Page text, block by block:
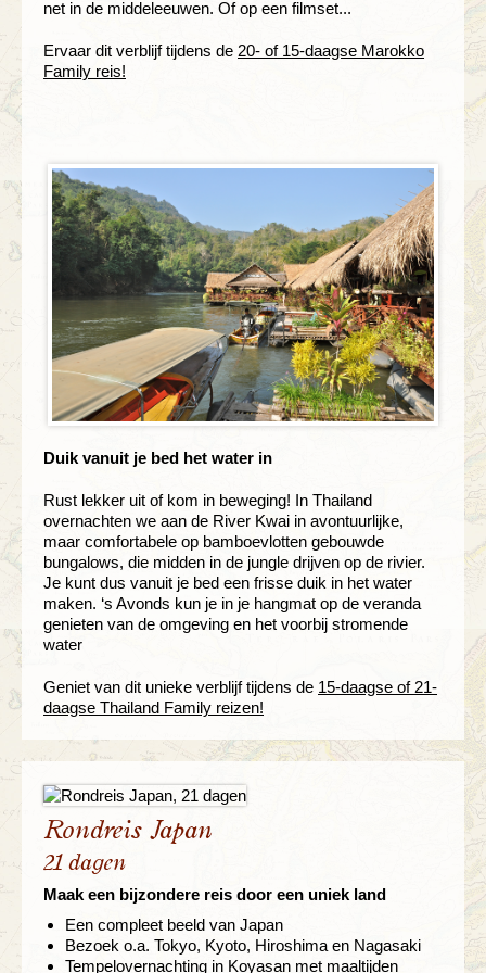
net in de middeleeuwen. Of op een filmset...
Ervaar dit verblijf tijdens de 20- of 15-daagse Marokko
Family reis!
Duik vanuit je bed het water in
Rust lekker uit of kom in beweging! In Thailand
overnachten we aan de River Kwai in avontuurlijke,
maar comfortabele op bamboevlotten gebouwde
bungalows, die midden in de jungle drijven op de rivier.
Je kunt dus vanuit je bed een frisse duik in het water
maken. ‘s Avonds kun je in je hangmat op de veranda
genieten van de omgeving en het voorbij stromende
water
Geniet van dit unieke verblijf tijdens de 15-daagse of 21-
daagse Thailand Family reizen!
Rondreis Japan
21 dagen
Maak een bijzondere reis door een uniek land
Een compleet beeld van Japan
Bezoek o.a. Tokyo, Kyoto, Hiroshima en Nagasaki
Tempelovernachting in Koyasan met maaltijden